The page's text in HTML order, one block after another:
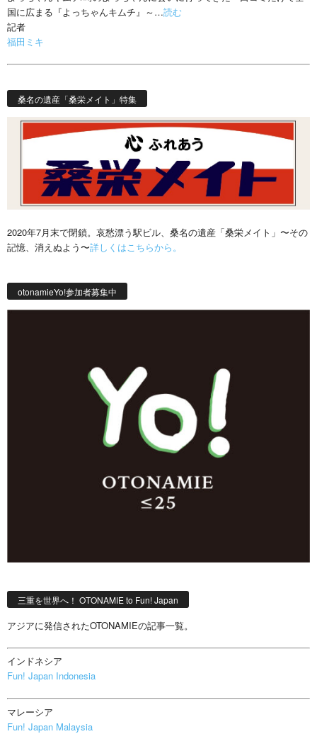
国に広まる『よっちゃんキムチ』～…読む
記者
福田ミキ
桑名の遺産「桑栄メイト」特集
2020年7月末で閉鎖。哀愁漂う駅ビル、桑名の遺産「桑栄メイト」〜その
記憶、消えぬよう〜詳しくはこちらから。
otonamieYo!参加者募集中
三重を世界へ！ OTONAMIE to Fun! Japan
アジアに発信されたOTONAMIEの記事一覧。
インドネシア
Fun! Japan Indonesia
マレーシア
Fun! Japan Malaysia